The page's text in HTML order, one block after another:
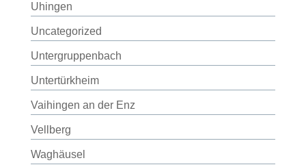
Uhingen
Uncategorized
Untergruppenbach
Untertürkheim
Vaihingen an der Enz
Vellberg
Waghäusel